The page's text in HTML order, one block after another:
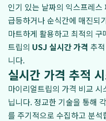
인기 있는 날짜의 익스프레
급등하거나 순식간에 매진되
마트하게 활용하고 최적의
트립의 USJ 실시간 가격 추
니다.
실시간 가격 추적
마이리얼트립의 가격 비교
닙니다. 정교한 기술을 통해
를 주기적으로 수집하고 분